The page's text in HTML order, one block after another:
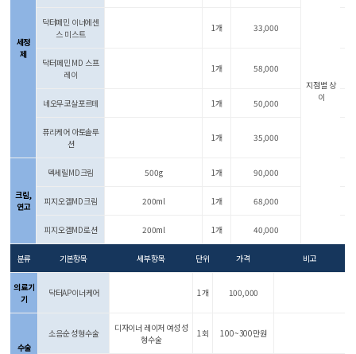
세정
제
지점별 상
이
닥터페민 이너에센
스 미스트
1개 33,000
닥터페민 MD 스프
레이
1개 58,000
네오무코살포르테 1개 50,000
퓨리케어 아토솔루
션
1개 35,000
크림,
연고
덱세릴MD크림 500g 1개 90,000
피지오겔MD크림 200ml 1개 68,000
피지오겔MD로션 200ml 1개 40,000
분류 기본항목 세부항목 단위 가격 비고
의료기
기
닥터AP이너케어 1개 100,000
수술
소음순 성형수술
디자이너 레이저 여성 성
형수술
1회 100~300만원